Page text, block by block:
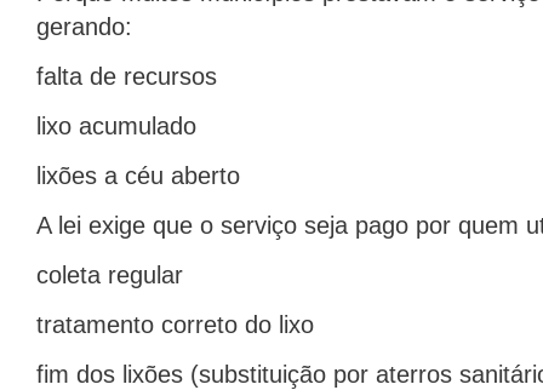
gerando:
falta de recursos
lixo acumulado
lixões a céu aberto
A lei exige que o serviço seja pago por quem
coleta regular
tratamento correto do lixo
fim dos lixões (substituição por aterros